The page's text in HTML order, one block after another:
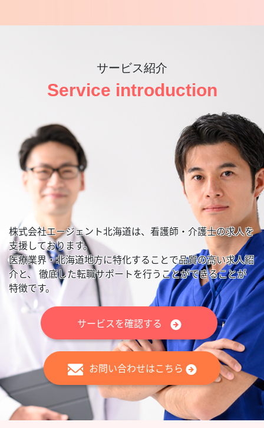
サービス紹介
Service introduction
株式会社エージェント北海道は、看護師・介護士の求人を
支援しております。
医療業界・北海道地方に特化することで品質の高い求人紹
介と、 徹底した転職サポートを行うことができることが
特徴です。
サービスを確認する
お問い合わせはこちら